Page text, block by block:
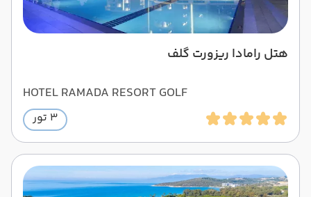
هتل رامادا ریزورت گلف
HOTEL RAMADA RESORT GOLF
3 تور